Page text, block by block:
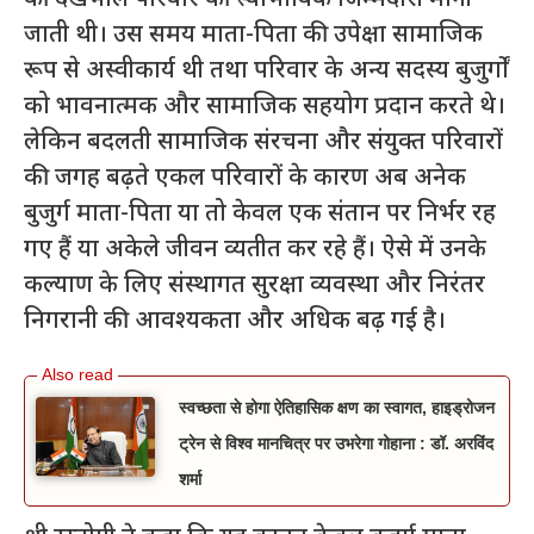
जाती थी। उस समय माता-पिता की उपेक्षा सामाजिक
रूप से अस्वीकार्य थी तथा परिवार के अन्य सदस्य बुजुर्गों
को भावनात्मक और सामाजिक सहयोग प्रदान करते थे।
लेकिन बदलती सामाजिक संरचना और संयुक्त परिवारों
की जगह बढ़ते एकल परिवारों के कारण अब अनेक
बुजुर्ग माता-पिता या तो केवल एक संतान पर निर्भर रह
गए हैं या अकेले जीवन व्यतीत कर रहे हैं। ऐसे में उनके
कल्याण के लिए संस्थागत सुरक्षा व्यवस्था और निरंतर
निगरानी की आवश्यकता और अधिक बढ़ गई है।
स्वच्छता से होगा ऐतिहासिक क्षण का स्वागत, हाइड्रोजन
ट्रेन से विश्व मानचित्र पर उभरेगा गोहाना : डॉ. अरविंद
शर्मा